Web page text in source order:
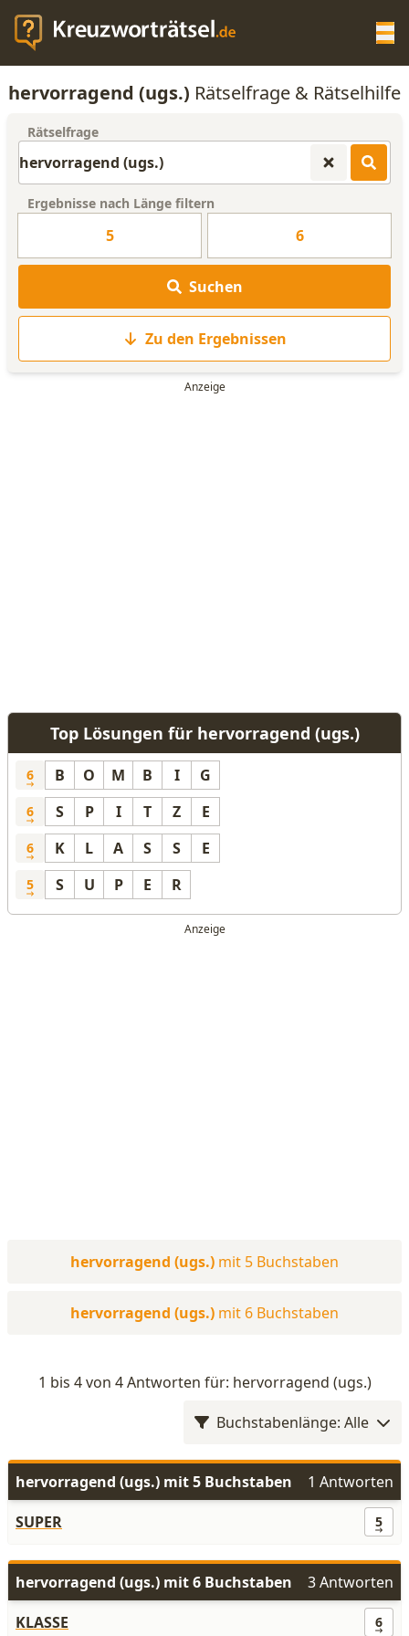
KREUZWORTRÄTSEL-HILFE
WORTLISTE
hervorragend (ugs.) Rätselfrage & Rätselhilfe
Rätselfrage
Ergebnisse nach Länge filtern
5 6
Suchen
Zu den Ergebnissen
Top Lösungen für hervorragend (ugs.)
6 B O M B I G
6 S P I T Z E
6 K L A S S E
5 S U P E R
hervorragend (ugs.) mit 5 Buchstaben
hervorragend (ugs.) mit 6 Buchstaben
1 bis 4 von 4 Antworten für: hervorragend (ugs.)
Buchstabenlänge: Alle
hervorragend (ugs.) mit 5 Buchstaben
1 Antworten
SUPER
5
hervorragend (ugs.) mit 6 Buchstaben
3 Antworten
KLASSE
6